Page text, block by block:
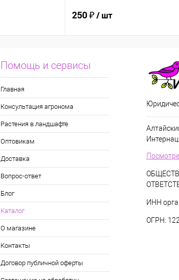
250 ₽/ шт
Помощь и сервисы
Главная
Консультация агронома
Растения в ландшафте
Оптовикам
Доставка
Вопрос-ответ
Блог
Каталог
О магазине
Контакты
Договор публичной оферты
ИНН
ОГРН: